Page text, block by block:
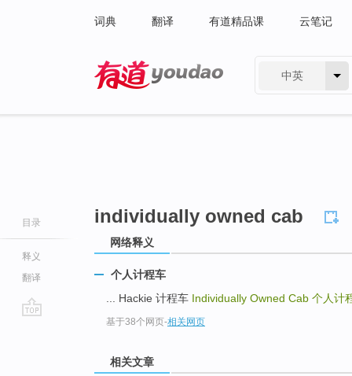
词典 翻译 有道精品课 云笔记
中英
目录
释义
翻译
individually owned cab
网络释义
个人计程车
... Hackie 计程车 Individually Owned Cab 个人计
基于38个网页-相关网页
相关文章